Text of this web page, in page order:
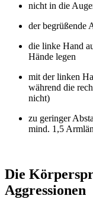
nicht in die
der begrüßende
die linke Hand
Hände legen
mit der linken
während die
nicht)
zu geringer
mind. 1,5
Die
Aggressionen